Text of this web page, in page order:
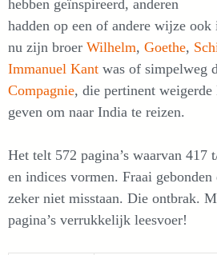
hebben geïnspireerd, anderen
hadden op een of andere wijze
nu zijn broer Wilhelm, Goethe,
Immanuel Kant was of simpelweg
Compagnie, die pertinent
geven om naar India te reizen.
Het telt 572 pagina’s waarvan 417
en indices vormen. Fraai gebonden
zeker niet misstaan. Die ontbrak.
pagina’s verrukkelijk leesvoer!